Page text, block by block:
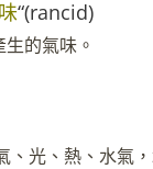
“(rancid)
的氣味。
光、熱、水氣